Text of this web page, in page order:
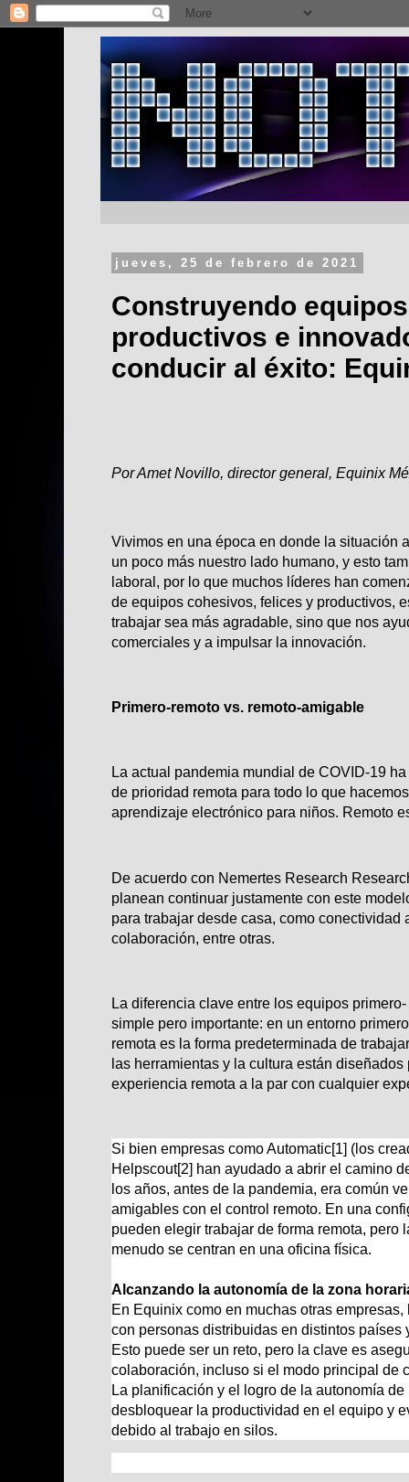
jueves, 25 de febrero de 2021
Construyendo
productivos e
conducir al éxito:
PorAmet Novillo, director general, Equinix
Vivimos en una época en donde la situación
un poco más nuestro lado humano, y esto
laboral, por lo que muchos líderes han
de equipos cohesivos, felices y productivos,
trabajar sea más agradable, sino que nos
comerciales y a impulsar la innovación.
Primero-remoto vs. remoto-amigable
La actual pandemia mundial de COVID-19
de prioridad remota para todo lo que
aprendizaje electrónico para niños. Remoto
De acuerdo con Nemertes Research
planean continuar justamente con este
para trabajar desde casa, como conectividad
colaboración, entre otras.
La diferencia clave entre los equipos
simple pero importante: en un entorno
remota es la forma predeterminada de
las herramientas y la cultura están
experiencia remota a la par con cualquier
Si bien empresas como Automatic[1] (los
Helpscout[2] han ayudado a abrir el camino
los años, antes de la pandemia, era común
amigables con el control remoto. En una
pueden elegir trabajar de forma remota, pero
menudo se centran en una oficina física.
Alcanzando la autonomía de la zona
En Equinix como en muchas otras
con personas distribuidas en distintos países
Esto puede ser un reto, pero la clave es
colaboración, incluso si el modo principal de
La planificación y el logro de la autonomía
desbloquear la productividad en el equipo y
debido al trabajo en silos.